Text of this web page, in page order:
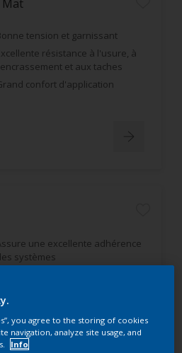
Mat
tension et garnissant
résistance à l'usure, à
et aux taches
confort d'application
une excellente adhérence
systèmes
you agree to the storing of cookies
navigation, analyze site usage, and
Info